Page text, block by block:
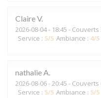
ClaireV
2026-08-04- 18:45 - Couverts
Service : 5/5 Ambiance : 4/5
nathalie A
2026-08-06- 20:45 - Couverts
Service : 5/5 Ambiance : 5/5